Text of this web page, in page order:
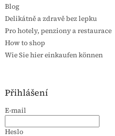
Blog
Delikátně a zdravě bez lepku
Pro hotely, penziony a restaurace
How to shop
Wie Sie hier einkaufen können
Přihlášení
E-mail
Heslo